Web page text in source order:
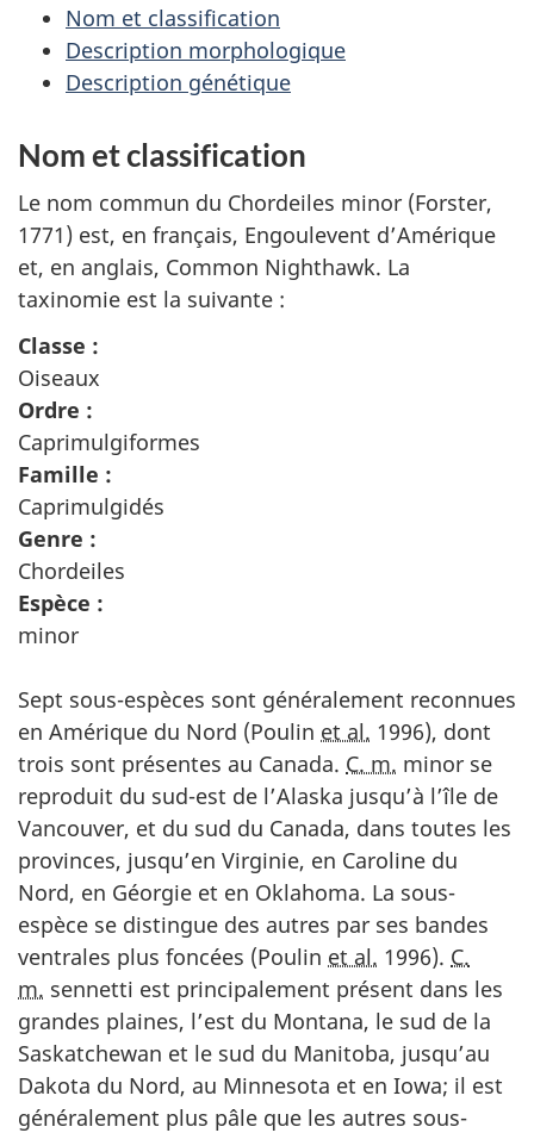
Nom et classification
Description morphologique
Description génétique
Nom et classification
Le nom commun du Chordeiles minor (Forster,
1771) est, en français, Engoulevent d’Amérique
et, en anglais, Common Nighthawk. La
taxinomie est la suivante :
Classe :
Oiseaux
Ordre :
Caprimulgiformes
Famille :
Caprimulgidés
Genre :
Chordeiles
Espèce :
minor
Sept sous-espèces sont généralement reconnues
en Amérique du Nord (Poulin et al. 1996), dont
trois sont présentes au Canada. C. m. minor se
reproduit du sud-est de l’Alaska jusqu’à l’île de
Vancouver, et du sud du Canada, dans toutes les
provinces, jusqu’en Virginie, en Caroline du
Nord, en Géorgie et en Oklahoma. La sous-
espèce se distingue des autres par ses bandes
ventrales plus foncées (Poulin et al. 1996). C.
m. sennetti est principalement présent dans les
grandes plaines, l’est du Montana, le sud de la
Saskatchewan et le sud du Manitoba, jusqu’au
Dakota du Nord, au Minnesota et en Iowa; il est
généralement plus pâle que les autres sous-